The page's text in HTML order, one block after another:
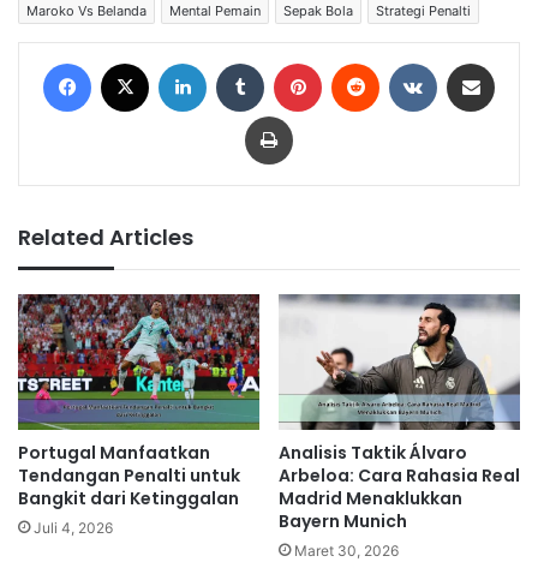
Maroko Vs Belanda
Mental Pemain Sepak Bola Strategi Penalti
Print
Related Articles
Portugal Manfaatkan
Tendangan Penalti untuk
Bangkit dari Ketinggalan
Juli 4, 2026
Analisis Taktik Álvaro
Arbeloa: Cara Rahasia Real
Madrid Menaklukkan
Bayern Munich
Maret 30, 2026